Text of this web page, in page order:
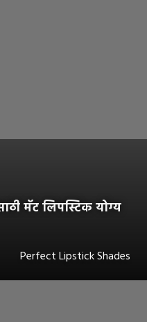
मॅट लिपस्टिक योग्य
Perfect Lipstick Shades